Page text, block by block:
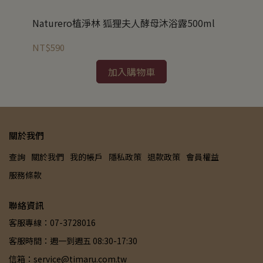
Naturero植淨林 狐狸夫人酵母沐浴露500ml
NT$590
加入購物車
關於我們
查詢 關於我們 我的帳戶 隱私政策 退款政策 會員權益
服務條款
聯絡資訊
客服專線：07-3728016
客服時間：週一到週五 08:30-17:30
信箱：service@timaru.com.tw